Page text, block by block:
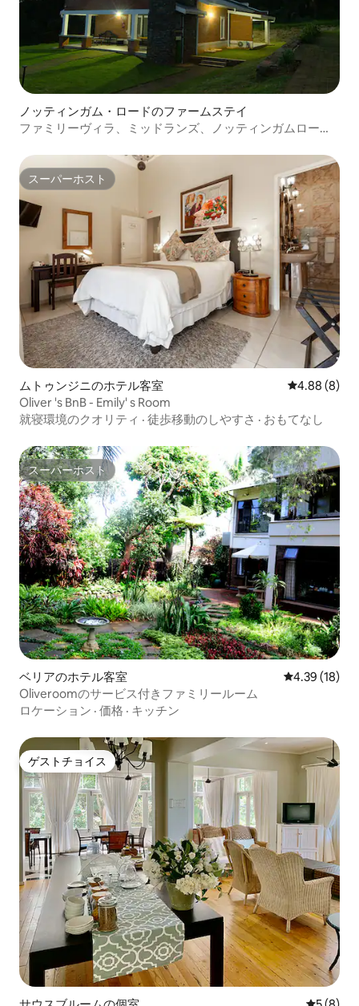
ノッティンガム・ロードのファームステイ
ファミリーヴィラ、ミッドランズ、ノッティンガムロー
スーパーホスト
スーパーホスト
ムトゥンジニのホテル客室 レビュー8件
4.88 (8)
Oliver 's BnB - Emily' s Room
就寝環境のクオリティ · 徒歩移動のしやすさ · おもてなし
スーパーホスト
スーパーホスト
ベリアのホテル客室 レビュー18
4.39 (18)
Oliveroomのサービス付きファミリールーム
ロケーション · 価格 · キッチン
ゲストチョイス
ゲストチョイス